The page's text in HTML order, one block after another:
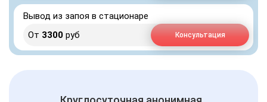
Вывод из запоя в стационаре
От 3300 руб Консультация